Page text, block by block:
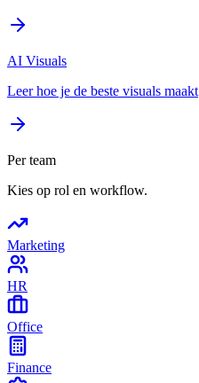
AI Visuals
Leer hoe je de beste visuals maakt
Per team
Kies op rol en workflow.
Marketing
HR
Office
Finance